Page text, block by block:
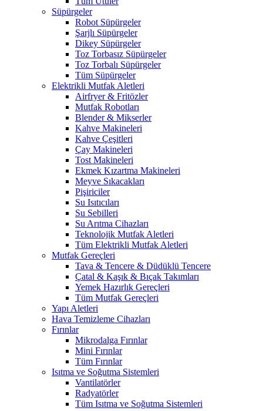
Süpürgeler
Robot Süpürgeler
Şarjlı Süpürgeler
Dikey Süpürgeler
Toz Torbasız Süpürgeler
Toz Torbalı Süpürgeler
Tüm Süpürgeler
Elektrikli Mutfak Aletleri
Airfryer & Fritözler
Mutfak Robotları
Blender & Mikserler
Kahve Makineleri
Kahve Çeşitleri
Çay Makineleri
Tost Makineleri
Ekmek Kızartma Makineleri
Meyve Sıkacakları
Pişiriciler
Su Isıtıcıları
Su Sebilleri
Su Arıtma Cihazları
Teknolojik Mutfak Aletleri
Tüm Elektrikli Mutfak Aletleri
Mutfak Gereçleri
Tava & Tencere & Düdüklü Tencere
Çatal & Kaşık & Bıçak Takımları
Yemek Hazırlık Gereçleri
Tüm Mutfak Gereçleri
Yapı Aletleri
Hava Temizleme Cihazları
Fırınlar
Mikrodalga Fırınlar
Mini Fırınlar
Tüm Fırınlar
Isıtma ve Soğutma Sistemleri
Vantilatörler
Radyatörler
Tüm Isıtma ve Soğutma Sistemleri